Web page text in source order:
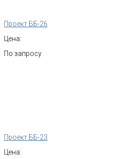
Проект ББ-26
Цена:
По запросу
Проект ББ-23
Цена: